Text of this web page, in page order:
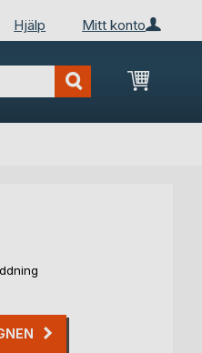
Mitt konto
Hjälp
Min